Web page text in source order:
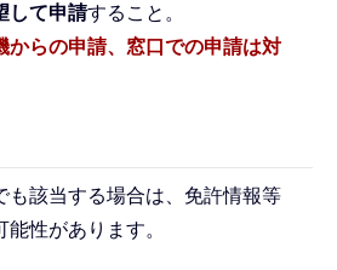
して申請すること。
からの申請、窓口での申請は対
も該当する場合は、免許情報等
性があります。